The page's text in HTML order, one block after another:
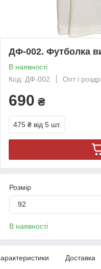
ДФ-002. Футболка
В наявності
Код: ДФ-002
Опт і
690 ₴
475 ₴ від 5 шт.
Розмір
92
В наявності
Доставка